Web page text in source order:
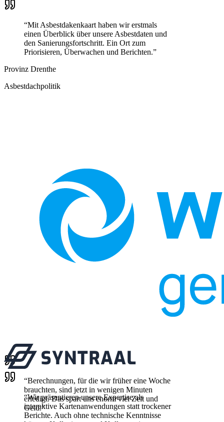
“Mit Asbestdakenkaart haben wir erstmals
einen Überblick über unsere Asbestdaten und
den Sanierungsfortschritt. Ein Ort zum
Priorisieren, Überwachen und Berichten.”
Provinz Drenthe
Asbestdachpolitik
“Berechnungen, für die wir früher eine Woche
brauchten, sind jetzt in wenigen Minuten
erledigt. Das spart uns enorm viel Zeit und
Geld.”
“Wir präsentieren unsere Expertise als
interaktive Kartenanwendungen statt trockener
Berichte. Auch ohne technische Kenntnisse